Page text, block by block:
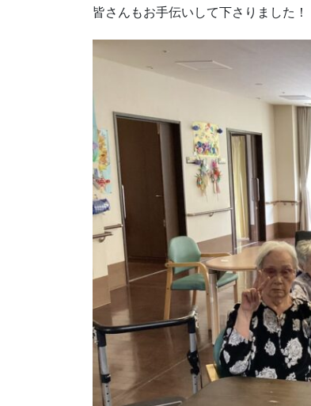
皆さんもお手伝いして下さりました！